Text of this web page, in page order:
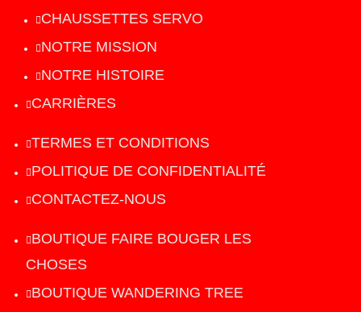
CHAUSSETTES SERVO
NOTRE MISSION
NOTRE HISTOIRE
CARRIÈRES
TERMES ET CONDITIONS
POLITIQUE DE CONFIDENTIALITÉ
CONTACTEZ-NOUS
BOUTIQUE FAIRE BOUGER LES
CHOSES
BOUTIQUE WANDERING TREE